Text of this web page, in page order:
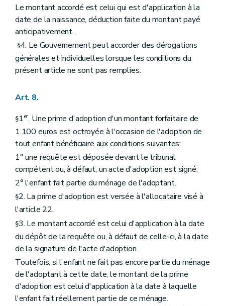
Le montant accordé est celui qui est d'application à la
date de la naissance, déduction faite du montant payé
anticipativement.
§4. Le Gouvernement peut accorder des dérogations
générales et individuelles lorsque les conditions du
présent article ne sont pas remplies.
Art. 8.
§1er. Une prime d'adoption d'un montant forfaitaire de
1.100 euros est octroyée à l'occasion de l'adoption de
tout enfant bénéficiaire aux conditions suivantes:
1° une requête est déposée devant le tribunal
compétent ou, à défaut, un acte d'adoption est signé;
2° l'enfant fait partie du ménage de l'adoptant.
§2. La prime d'adoption est versée à l'allocataire visé à
l'article 22.
§3. Le montant accordé est celui d'application à la date
du dépôt de la requête ou, à défaut de celle-ci, à la date
de la signature de l'acte d'adoption.
Toutefois, si l'enfant ne fait pas encore partie du ménage
de l'adoptant à cette date, le montant de la prime
d'adoption est celui d'application à la date à laquelle
l'enfant fait réellement partie de ce ménage.